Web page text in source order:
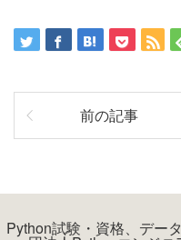
前の記事
Python試験・資格、デー